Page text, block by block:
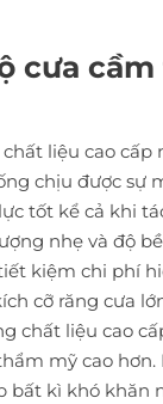
cưa
liệu cao
chịu được sự
tốt kể cả khi
nhẹ và độ
kiệm chi phí
cỡ răng cưa
chất liệu cao
mỹ cao
kì khó khăn